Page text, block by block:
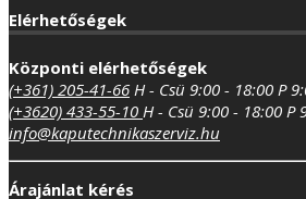
Elérhetőségek
Központi elérhetőségek
(+361) 205-41-66 H - Csü 9:00 - 18:00 P
(+3620) 433-55-10 H - Csü 9:00 - 18:00 P
info@kaputechnikaszerviz.hu
Árajánlat kérés